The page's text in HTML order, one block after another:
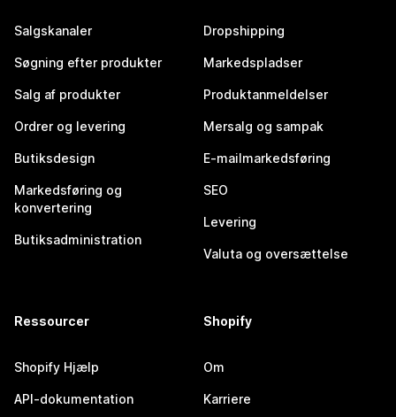
Salgskanaler
Søgning efter produkter
Salg af produkter
Ordrer og levering
Butiksdesign
Markedsføring og
konvertering
Butiksadministration
Dropshipping
Markedspladser
Produktanmeldelser
Mersalg og sampak
E-mailmarkedsføring
SEO
Levering
Valuta og oversættelse
Ressourcer
Shopify Hjælp
API-dokumentation
Shopify
Om
Karriere